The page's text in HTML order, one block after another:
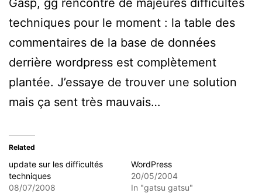
techniques pour le moment : la table des
commentaires de la base de données
derrière wordpress est complètement
plantée. J’essaye de trouver une solution
mais ça sent très mauvais…
Related
update sur les difficultés
techniques
08/07/2008
WordPress
20/05/2004
In "gatsu gatsu"